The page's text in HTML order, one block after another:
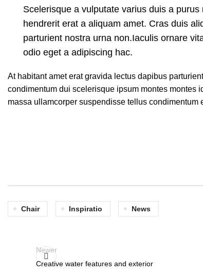
Scelerisque a vulputate varius duis a
hendrerit erat a aliquam amet. Cras duis
parturient nostra urna non.Iaculis ornare
odio eget a adipiscing hac.
At habitant amet erat gravida lectus dapibus
condimentum dui scelerisque ipsum montes montes
massa ullamcorper suspendisse tellus condimentum
Chair Inspiratio News
Newer
Creative water features and exterior